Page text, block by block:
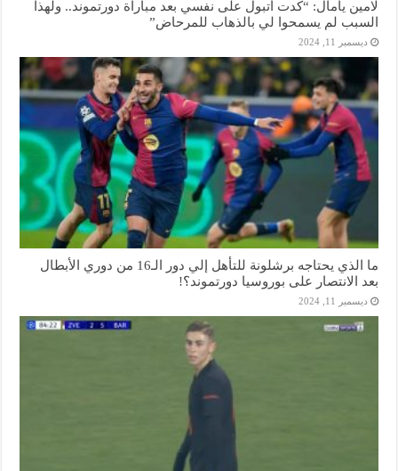
لامين يامال: “كدت أتبول على نفسي بعد مباراة دورتموند.. ولهذا
السبب لم يسمحوا لي بالذهاب للمرحاض”
ديسمبر 11, 2024
ما الذي يحتاجه برشلونة للتأهل إلي دور الـ16 من دوري الأبطال
بعد الانتصار على بوروسيا دورتموند؟!
ديسمبر 11, 2024